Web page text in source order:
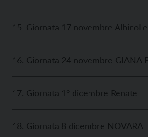
15. Giornata 17 novembre
16. Giornata 24 novembre GIANA
17. Giornata 1° dicembre Renate
18. Giornata 8 dicembre NOVARA